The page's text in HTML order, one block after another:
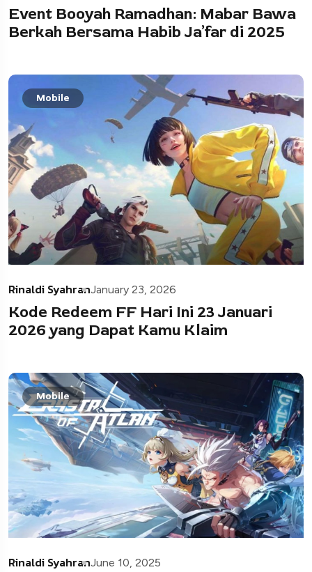
Event Booyah Ramadhan: Mabar Bawa
Berkah Bersama Habib Ja’far di 2025
Mobile
Rinaldi SyahranJanuary 23, 2026
Kode Redeem FF Hari Ini 23 Januari
2026 yang Dapat Kamu Klaim
Mobile
Rinaldi SyahranJune 10, 2025